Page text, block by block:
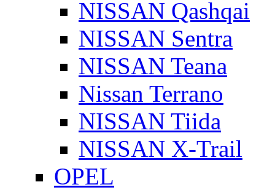
NISSAN Qashqai
NISSAN Sentra
NISSAN Teana
Nissan Terrano
NISSAN Tiida
NISSAN X-Trail
OPEL